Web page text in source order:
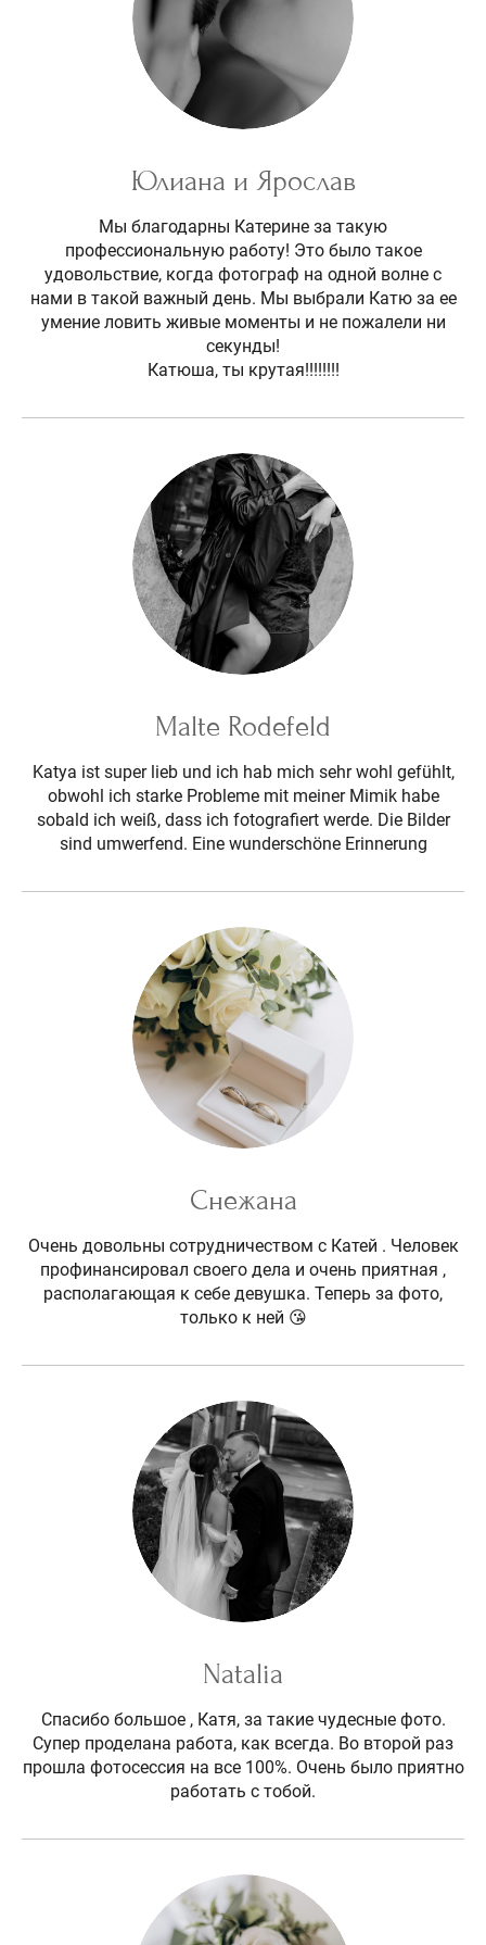
Юлиана и Ярослав
Мы благодарны Катерине за такую
профессиональную работу! Это было такое
удовольствие, когда фотограф на одной волне с
нами в такой важный день. Мы выбрали Катю за ее
умение ловить живые моменты и не пожалели ни
секунды!
Катюша, ты крутая!!!!!!!!
Malte Rodefeld
Katya ist super lieb und ich hab mich sehr wohl gefühlt,
obwohl ich starke Probleme mit meiner Mimik habe
sobald ich weiß, dass ich fotografiert werde. Die Bilder
sind umwerfend. Eine wunderschöne Erinnerung
Снежана
Очень довольны сотрудничеством с Катей . Человек
профинансировал своего дела и очень приятная ,
располагающая к себе девушка. Теперь за фото,
только к ней 😘
Natalia
Спасибо большое , Катя, за такие чудесные фото.
Супер проделана работа, как всегда. Во второй раз
прошла фотосессия на все 100%. Очень было приятно
работать с тобой.